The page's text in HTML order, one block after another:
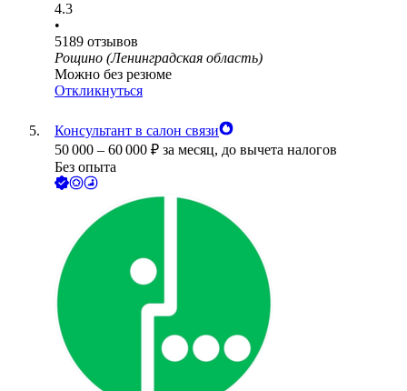
4.3
•
5189 отзывов
Рощино (Ленинградская область)
Можно без резюме
Откликнуться
Консультант в салон связи
50 000 – 60 000 ₽ за месяц, до вычета налогов
Без опыта